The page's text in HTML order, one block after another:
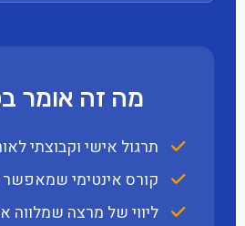
מה זה אומר
תרגול אישי וקבוצתי
קורס אינטימי שמאפשר
ליווי של מרצה שמלווה